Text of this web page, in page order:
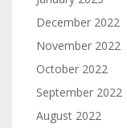
December 2022
November 2022
October 2022
September 2022
August 2022